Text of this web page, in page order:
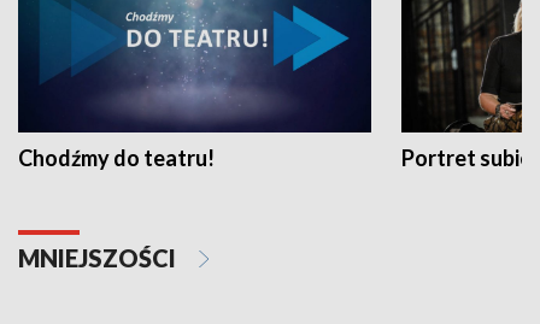
Chodźmy do teatru! Portret
MNIEJSZOŚCI